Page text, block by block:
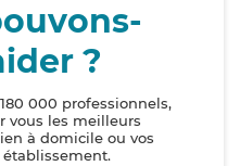
?
000 professionnels,
vous les meilleurs
à domicile ou vos